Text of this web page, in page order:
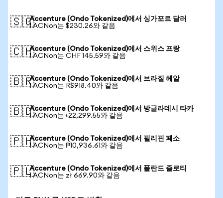
🇸🇬Accenture (Ondo Tokenized)에서 싱가포르 달러
1 ACNon는 $230.26와 같음
🇨🇭Accenture (Ondo Tokenized)에서 스위스 프랑
1 ACNon는 CHF 145.59와 같음
🇧🇷Accenture (Ondo Tokenized)에서 브라질 헤알
1 ACNon는 R$918.40와 같음
🇧🇩Accenture (Ondo Tokenized)에서 방글라데시 타카
1 ACNon는 ৳22,299.55와 같음
🇵🇭Accenture (Ondo Tokenized)에서 필리핀 페소
1 ACNon는 ₱10,936.61와 같음
🇵🇱Accenture (Ondo Tokenized)에서 폴란드 즐로티
1 ACNon는 zł 669.90와 같음